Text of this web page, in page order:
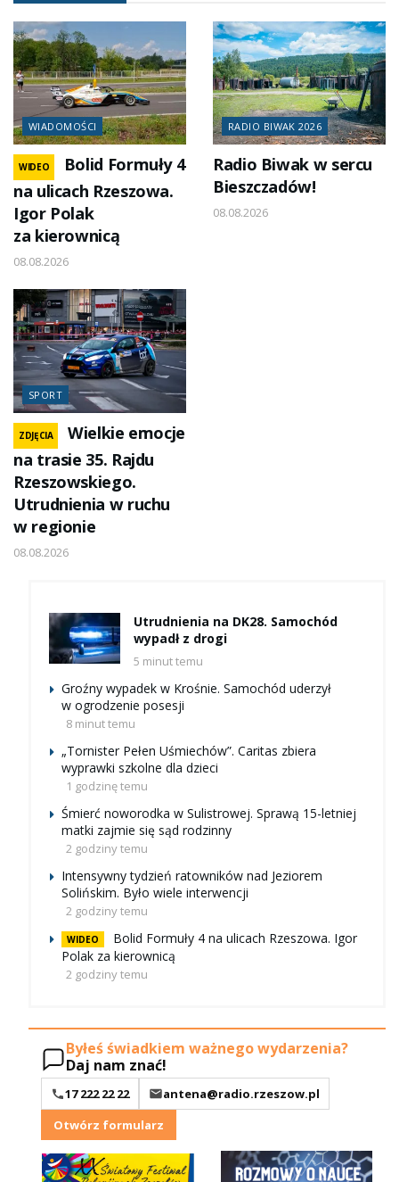
WIADOMOŚCI
WIDEO
Bolid Formuły 4
na ulicach Rzeszowa.
Igor Polak
za kierownicą
08.08.2026
RADIO BIWAK 2026
Radio Biwak w sercu
Bieszczadów!
08.08.2026
SPORT
ZDJĘCIA
Wielkie emocje
na trasie 35. Rajdu
Rzeszowskiego.
Utrudnienia w ruchu
w regionie
08.08.2026
Utrudnienia na DK28. Samochód
wypadł z drogi
5 minut temu
Groźny wypadek w Krośnie. Samochód uderzył
w ogrodzenie posesji
8 minut temu
„Tornister Pełen Uśmiechów”. Caritas zbiera
wyprawki szkolne dla dzieci
1 godzinę temu
Śmierć noworodka w Sulistrowej. Sprawą 15-letniej
matki zajmie się sąd rodzinny
2 godziny temu
Intensywny tydzień ratowników nad Jeziorem
Solińskim. Było wiele interwencji
2 godziny temu
WIDEO
Bolid Formuły 4 na ulicach Rzeszowa. Igor
Polak za kierownicą
2 godziny temu
Byłeś świadkiem ważnego wydarzenia?
Daj nam znać!
17 222 22 22
antena@radio.rzeszow.pl
Otwórz formularz